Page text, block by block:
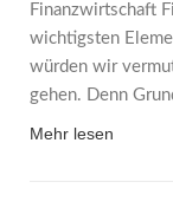
Finanzwirtschaft
wichtigsten
würden wir
gehen. Denn
Mehr lesen